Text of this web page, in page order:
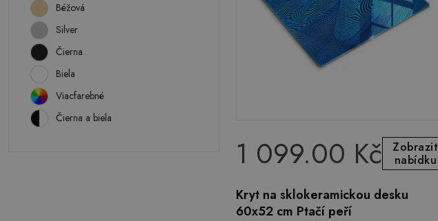
Béžová
Silver
Čierna
Biela
Viacfarebné
Čierna a biela
1 099.00 Kč
Zobrazit
nabídku
Kryt na sklokeramickou desku
60x52 cm Ptačí peří